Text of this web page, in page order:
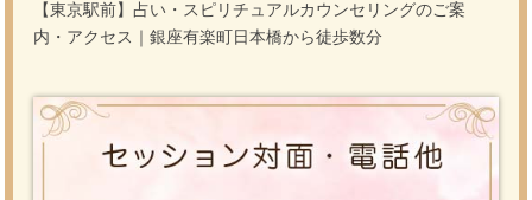
【東京駅前】占い・スピリチュアルカウンセリングのご案
内・アクセス｜銀座有楽町日本橋から徒歩数分